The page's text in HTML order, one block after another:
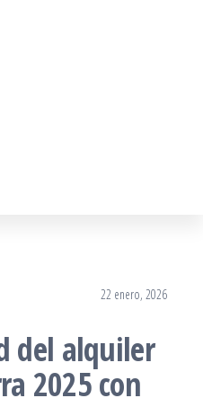
22 enero, 2026
del alquiler
2025 con